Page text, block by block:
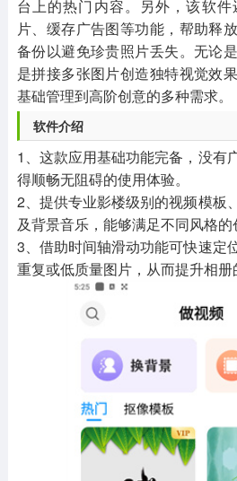
台上的热门内容。另外，该软
片、缓存广告图等功能，帮助释
备份以避免珍贵照片丢失。无论
是拼接多张图片创造独特视觉效
基础管理到高阶创意的多种需求。
软件介绍
1、这款应用基础功能完备，没有
得顺畅无阻碍的使用体验。
2、提供专业影楼级别的视频模板
及背景音乐，能够满足不同风格的
3、借助时间轴滑动功能可快速定
重复或低质量图片，从而提升相册